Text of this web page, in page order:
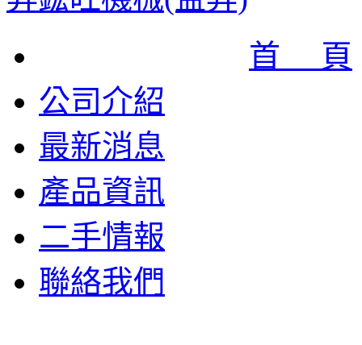
首 頁
公司介紹
最新消息
產品資訊
二手情報
聯絡我們